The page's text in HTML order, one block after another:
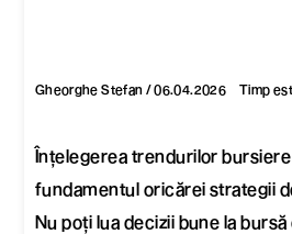
Gheorghe Stefan / 06.04.2026 Timp
Înțelegerea trendurilor
fundamentul oricărei strategii
Nu poți lua decizii bune la